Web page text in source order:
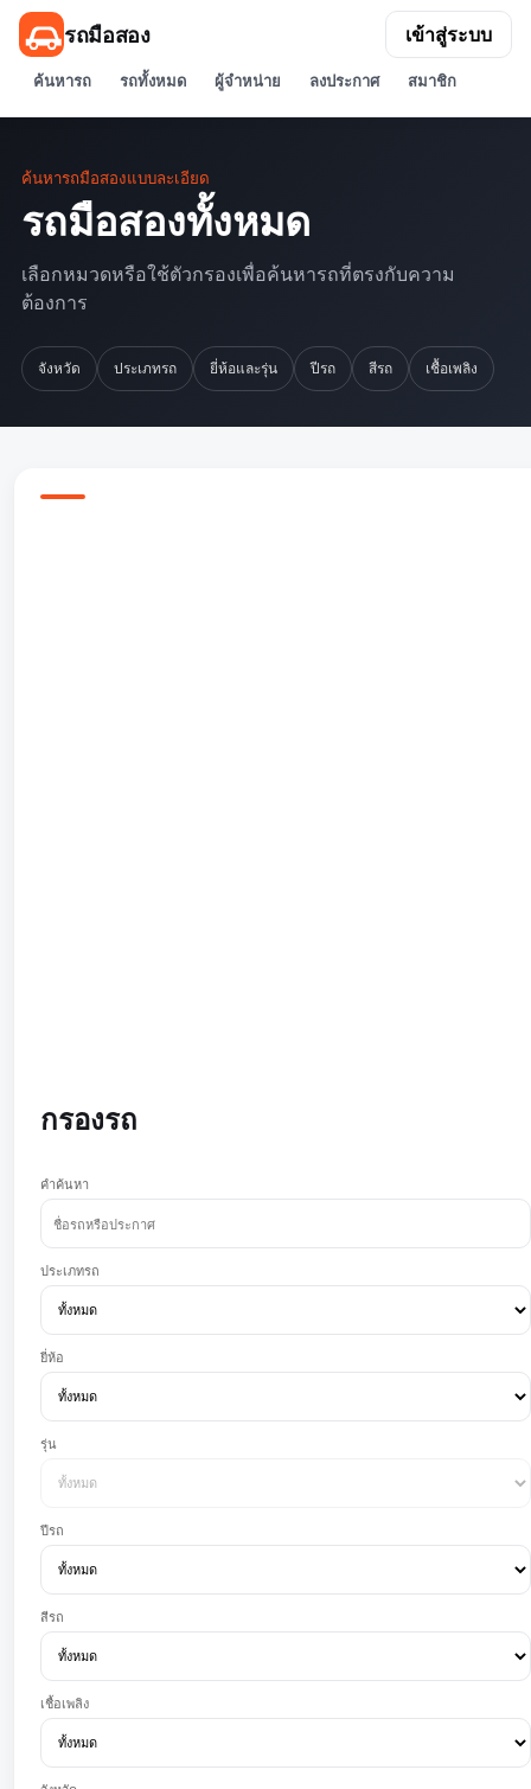
รถมือสอง
ค้นหารถ รถทั้งหมด ผู้จำหน่าย ลงประกาศ สมาชิก
เข้าสู่ระบบ
ค้นหารถมือสองแบบละเอียด
รถมือสองทั้งหมด
เลือกหมวดหรือใช้ตัวกรองเพื่อค้นหารถที่ตรงกับความ
ต้องการ
จังหวัด ประเภทรถ ยี่ห้อและรุ่น ปีรถ สีรถ เชื้อเพลิง
กรองรถ
คำค้นหา
ประเภทรถ
ยี่ห้อ
รุ่น
ปีรถ
สีรถ
เชื้อเพลิง